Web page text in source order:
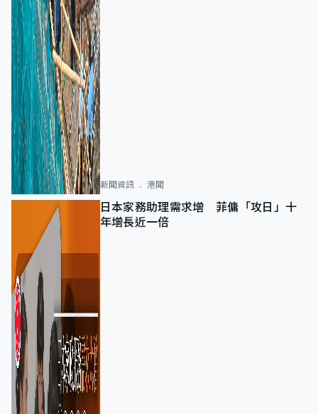
新聞資訊 港聞
日本家務助理需求增 菲傭「攻日」十
年增長近一倍